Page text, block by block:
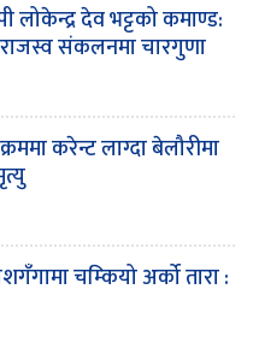
लोकेन्द्र देव भट्टको कमाण्ड:
संकलनमा चारगुणा
करेन्ट लाग्दा बेलौरीमा
चम्कियो अर्को तारा :